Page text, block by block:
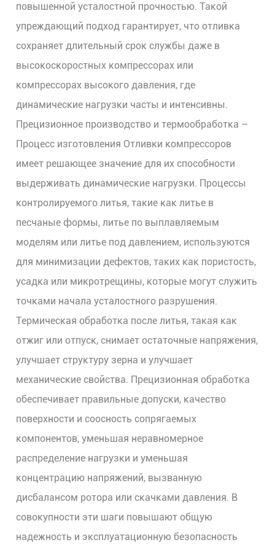
повышенной усталостной прочностью. Такой
упреждающий подход гарантирует, что отливка
сохраняет длительный срок службы даже в
высокоскоростных компрессорах или
компрессорах высокого давления, где
динамические нагрузки часты и интенсивны.
Прецизионное производство и термообработка –
Процесс изготовления Отливки компрессоров
имеет решающее значение для их способности
выдерживать динамические нагрузки. Процессы
контролируемого литья, такие как литье в
песчаные формы, литье по выплавляемым
моделям или литье под давлением, используются
для минимизации дефектов, таких как пористость,
усадка или микротрещины, которые могут служить
точками начала усталостного разрушения.
Термическая обработка после литья, такая как
отжиг или отпуск, снимает остаточные напряжения,
улучшает структуру зерна и улучшает
механические свойства. Прецизионная обработка
обеспечивает правильные допуски, качество
поверхности и соосность сопрягаемых
компонентов, уменьшая неравномерное
распределение нагрузки и уменьшая
концентрацию напряжений, вызванную
дисбалансом ротора или скачками давления. В
совокупности эти шаги повышают общую
надежность и эксплуатационную безопасность